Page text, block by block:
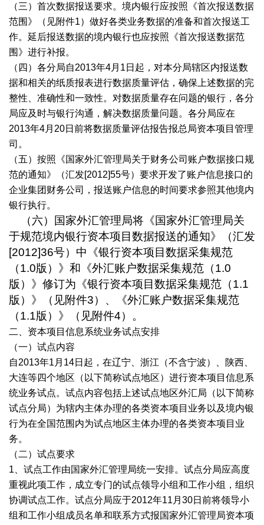
（三）首次数据报送要求。境内银行应按照《首次报送数据
范围》（见附件1）做好各类业务数据的准备和首次报送工
作。延后报送数据的境内银行也应按照《首次报送数据范
围》进行补报。
（四）各分局自2013年4月1日起，对本分局辖区内报送数
据和相关的纸质报表进行数据质量评估，确保上述数据的完
整性、准确性和一致性。对数据质量存在问题的银行，各分
局应及时与银行沟通，解决数据质量问题。各分局应在
2013年4月20日前将数据质量评估报告报总局资本项目管理
司。
（五）按照《国家外汇管理局关于财务公司账户数据接口规
范的通知》（汇发[2012]55号）要求开发了账户信息接口的
企业集团财务公司，报送账户信息的时间要求参照其他境内
银行执行。
（六）国家外汇管理局将《国家外汇管理局关
于规范境内银行资本项目数据报送的通知》（汇发
[2012]36号）中《银行资本项目数据采集规范
（1.0版）》和《外汇账户数据采集规范（1.0
版）》修订为《银行资本项目数据采集规范（1.1
版）》（见附件3）、《外汇账户数据采集规范
（1.1版）》（见附件4）。
二、资本项目信息系统业务试点安排
（一）试点内容
自2013年1月14日起，在辽宁、浙江（不含宁波）、陕西、
大连等四个地区（以下简称试点地区）进行资本项目信息系
统业务试点。试点内容包括上述试点地区外汇局（以下简称
试点分局）为辖内主体办理的各类资本项目业务以及境内银
行为在全国范围内为试点地区主体办理的各类资本项目业
务。
（二）试点要求
1、试点工作由国家外汇管理局统一安排。试点分局应高度
重视此项工作，成立专门的试点领导小组和工作小组，组织
协调试点工作。试点分局应于2012年11月30日前将领导小
组和工作小组成员名单和联系方式报国家外汇管理局资本项